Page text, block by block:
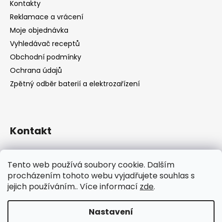
Tento web používá soubory cookie. Dalším
procházením tohoto webu vyjadřujete souhlas s
jejich používáním.. Více informací zde.
Nastavení
Kontakty
Reklamace a vrácení
Moje objednávka
Vyhledávač receptů
Obchodní podmínky
Ochrana údajů
Zpětný odběr baterií a elektrozařízení
Kontakt